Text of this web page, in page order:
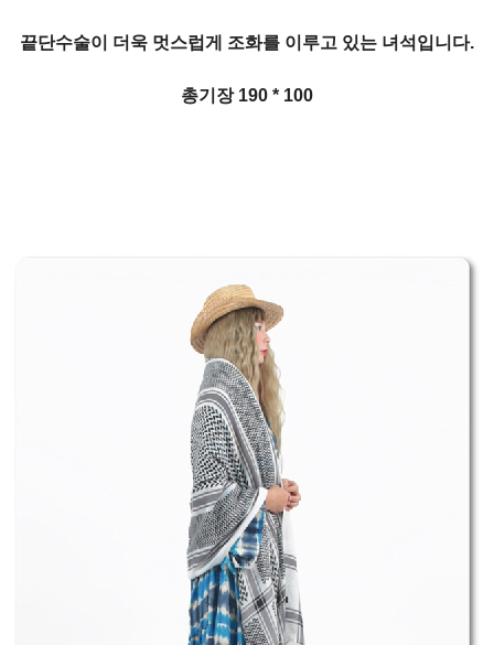
끝단수술이 더욱 멋스럽게 조화를 이루고 있는 녀석입니다.
총기장 190 * 100